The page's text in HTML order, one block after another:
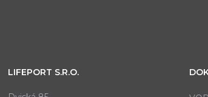
LIFEPORT S.R.O.